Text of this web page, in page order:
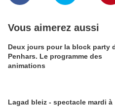
Vous aimerez aussi
Deux jours pour la block party
Penhars. Le programme des
animations
Lagad bleiz - spectacle mardi à